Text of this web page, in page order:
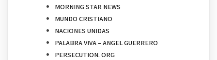
MORNING STAR NEWS
MUNDO CRISTIANO
NACIONES UNIDAS
PALABRA VIVA – ANGEL GUERRERO
PERSECUTION. ORG